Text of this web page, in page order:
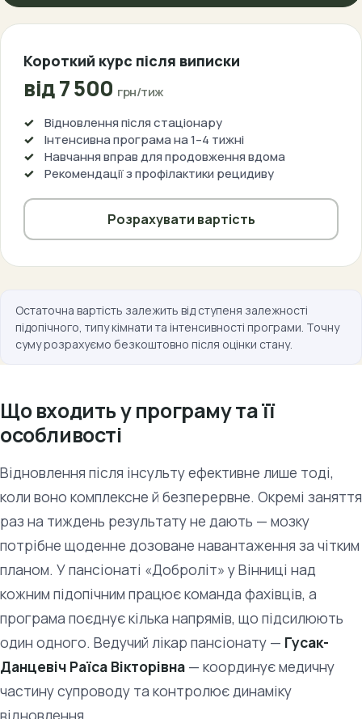
Короткий курс після виписки
від 7 500 грн/тиж
Відновлення після стаціонару
Інтенсивна програма на 1–4 тижні
Навчання вправ для продовження вдома
Рекомендації з профілактики рецидиву
Розрахувати вартість
Остаточна вартість залежить від ступеня залежності
підопічного, типу кімнати та інтенсивності програми. Точну
суму розрахуємо безкоштовно після оцінки стану.
Що входить у програму та її
особливості
Відновлення після інсульту ефективне лише тоді,
коли воно комплексне й безперервне. Окремі заняття
раз на тиждень результату не дають — мозку
потрібне щоденне дозоване навантаження за чітким
планом. У пансіонаті «Доброліт» у Вінниці над
кожним підопічним працює команда фахівців, а
програма поєднує кілька напрямів, що підсилюють
один одного. Ведучий лікар пансіонату — Гусак-
Данцевіч Раїса Вікторівна — координує медичну
частину супроводу та контролює динаміку
відновлення.